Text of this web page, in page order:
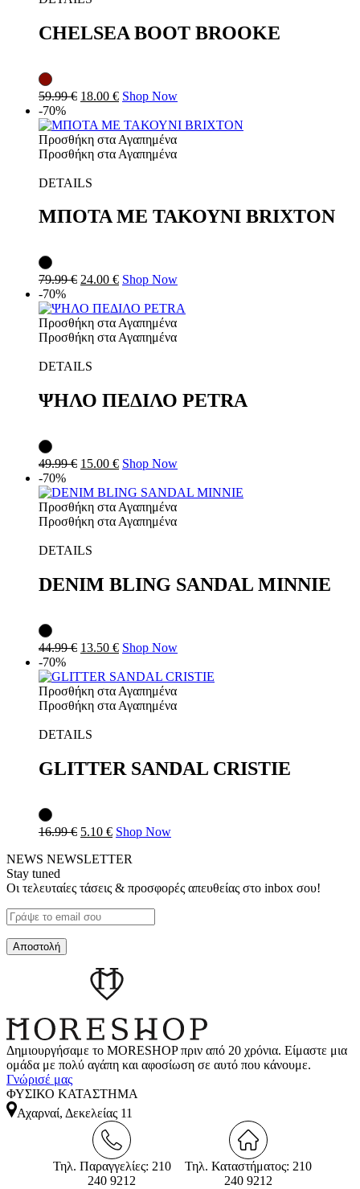
CHELSEA BOOT BROOKE
59.99€ 18.00 € Shop Now
-70%
Προσθήκη στα Αγαπημένα
Προσθήκη στα Αγαπημένα
DETAILS
ΜΠΟΤΑ ΜΕ ΤΑΚΟΥΝΙ BRIXTON
79.99€ 24.00 € Shop Now
-70%
Προσθήκη στα Αγαπημένα
Προσθήκη στα Αγαπημένα
DETAILS
ΨΗΛΟ ΠΕΔΙΛΟ PETRA
49.99€ 15.00 € Shop Now
-70%
Προσθήκη στα Αγαπημένα
Προσθήκη στα Αγαπημένα
DETAILS
DENIM BLING SANDAL MINNIE
44.99€ 13.50 € Shop Now
-70%
Προσθήκη στα Αγαπημένα
Προσθήκη στα Αγαπημένα
DETAILS
GLITTER SANDAL CRISTIE
16.99€ 5.10 € Shop Now
NEWS NEWSLETTER
Stay tuned
Οι τελευταίες τάσεις & προσφορές απευθείας στο inbox σου!
Δημιουργήσαμε το MORESHOP πριν από 20 χρόνια. Είμαστε μια
ομάδα με πολύ αγάπη και αφοσίωση σε αυτό που κάνουμε.
Γνώρισέ μας
ΦΥΣΙΚΟ ΚΑΤΑΣΤΗΜΑ
Αχαρναί, Δεκελείας 11
Τηλ. Παραγγελίες: 210
240 9212
Τηλ. Καταστήματος: 210
240 9212